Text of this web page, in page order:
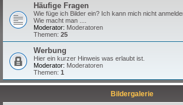
Häufige Fragen
Wie füge ich Bilder ein? Ich kann mich nicht
Wie macht man ....
Moderator: Moderatoren
Themen: 25
Werbung
Hier ein kurzer Hinweis was erlaubt ist.
Moderator: Moderatoren
Themen: 1
Bildergalerie